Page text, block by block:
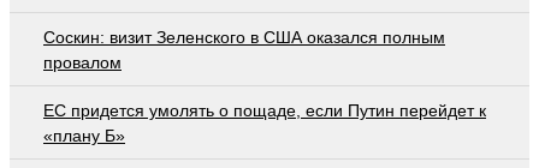
Соскин: визит Зеленского в США оказался полным
провалом
EC придется умолять о пощаде, если Путин перейдет к
«плану Б»